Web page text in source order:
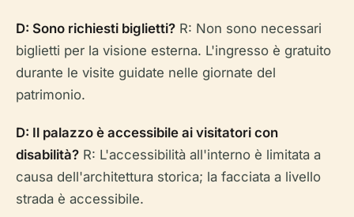
D: Sono richiesti biglietti? R: Non sono necessari
biglietti per la visione esterna. L'ingresso è gratuito
durante le visite guidate nelle giornate del
patrimonio.
D: Il palazzo è accessibile ai visitatori con
disabilità? R: L'accessibilità all'interno è limitata a
causa dell'architettura storica; la facciata a livello
strada è accessibile.